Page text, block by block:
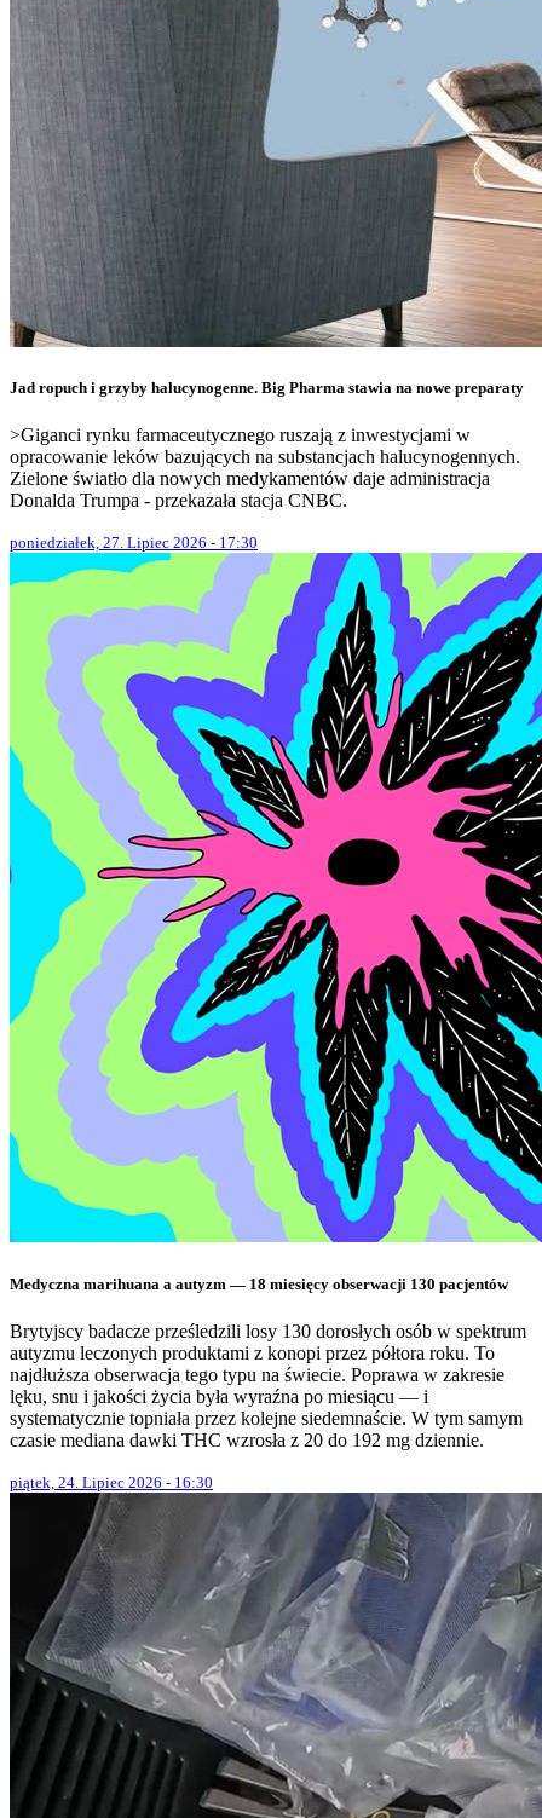
Jad ropuch i grzyby halucynogenne. Big Pharma stawia na nowe preparaty
>Giganci rynku farmaceutycznego ruszają z inwestycjami w
opracowanie leków bazujących na substancjach halucynogennych.
Zielone światło dla nowych medykamentów daje administracja
Donalda Trumpa - przekazała stacja CNBC.
poniedziałek, 27. Lipiec 2026 - 17:30
Medyczna marihuana a autyzm — 18 miesięcy obserwacji 130 pacjentów
Brytyjscy badacze prześledzili losy 130 dorosłych osób w spektrum
autyzmu leczonych produktami z konopi przez półtora roku. To
najdłuższa obserwacja tego typu na świecie. Poprawa w zakresie
lęku, snu i jakości życia była wyraźna po miesiącu — i
systematycznie topniała przez kolejne siedemnaście. W tym samym
czasie mediana dawki THC wzrosła z 20 do 192 mg dziennie.
piątek, 24. Lipiec 2026 - 16:30